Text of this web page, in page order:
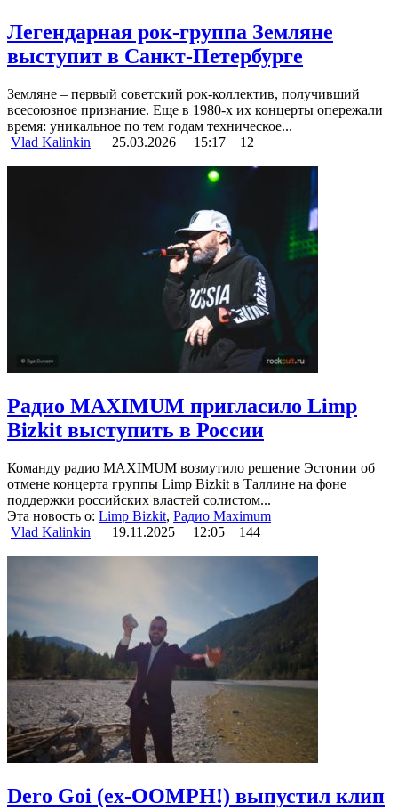
Легендарная рок-группа Земляне
выступит в Санкт-Петербурге
Земляне – первый советский рок-коллектив, получивший
всесоюзное признание. Еще в 1980-х их концерты опережали
время: уникальное по тем годам техническое...
Vlad Kalinkin
25.03.2026 15:17 12
Радио MAXIMUM пригласило Limp
Bizkit выступить в России
Команду радио MAXIMUM возмутило решение Эстонии об
отмене концерта группы Limp Bizkit в Таллине на фоне
поддержки российских властей солистом...
Эта новость о: Limp Bizkit, Радио Maximum
Vlad Kalinkin
19.11.2025 12:05 144
Dero Goi (ex-OOMPH!) выпустил клип